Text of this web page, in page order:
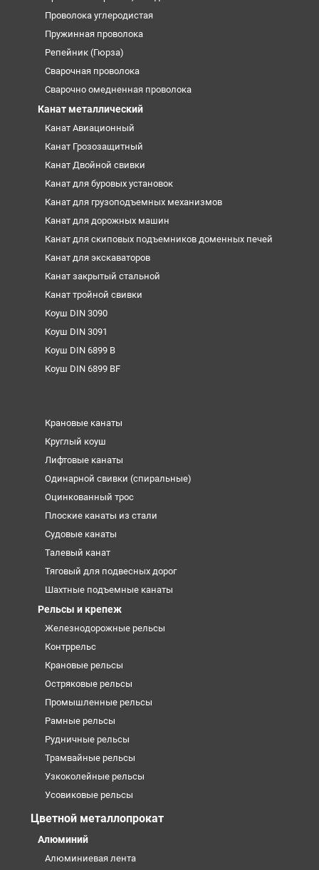
Проволока углеродистая
Пружинная проволока
Репейник (Гюрза)
Сварочная проволока
Сварочно омедненная проволока
Канат металлический
Канат Авиационный
Канат Грозозащитный
Канат Двойной свивки
Канат для буровых установок
Канат для грузоподъемных механизмов
Канат для дорожных машин
Канат для скиповых подъемников доменных печей
Канат для экскаваторов
Канат закрытый стальной
Канат тройной свивки
Коуш DIN 3090
Коуш DIN 3091
Коуш DIN 6899 B
Коуш DIN 6899 BF
Крановые канаты
Круглый коуш
Лифтовые канаты
Одинарной свивки (спиральные)
Оцинкованный трос
Плоские канаты из стали
Судовые канаты
Талевый канат
Тяговый для подвесных дорог
Шахтные подъемные канаты
Рельсы и крепеж
Железнодорожные рельсы
Контррельс
Крановые рельсы
Остряковые рельсы
Промышленные рельсы
Рамные рельсы
Рудничные рельсы
Трамвайные рельсы
Узкоколейные рельсы
Усовиковые рельсы
Цветной металлопрокат
Алюминий
Алюминиевая лента